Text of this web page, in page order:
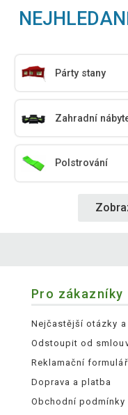
Párty stany
Zahradní
Polstrování
Pro zákazníky
Nejčastější otázky
Odstoupit od
Reklamační formulář
Doprava a platba
Obchodní podmínky